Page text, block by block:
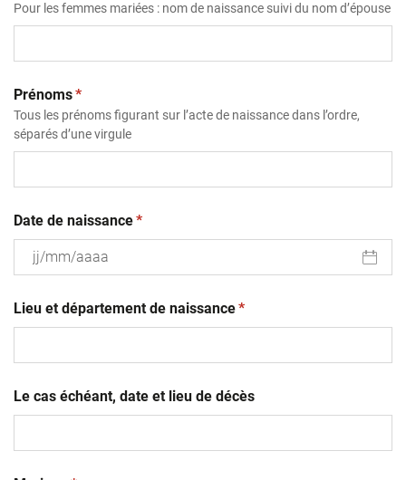
Pour les femmes mariées : nom de naissance suivi du nom d’épouse
Prénoms(obligatoire)
*
Tous les prénoms figurant sur l’acte de naissance dans l’ordre,
séparés d’une virgule
Date de naissance(obligatoire)
*
slash
MM
Lieu et département de naissance(obligatoire)
*
Le cas échéant, date et lieu de décès